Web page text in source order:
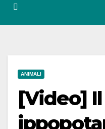
ANIMALI
[Video]